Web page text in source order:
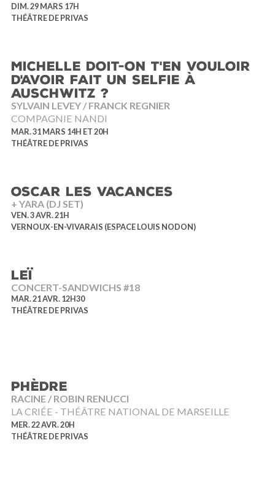
DIM. 29 MARS 17H
THÉÂTRE DE PRIVAS
MICHELLE DOIT-ON T'EN VOULOIR
D'AVOIR FAIT UN SELFIE À
AUSCHWITZ ?
SYLVAIN LEVEY / FRANCK REGNIER
COMPAGNIE NANDI
MAR. 31 MARS 14H ET 20H
THÉÂTRE DE PRIVAS
OSCAR LES VACANCES
+ YARA (DJ SET)
VEN. 3 AVR. 21H
VERNOUX-EN-VIVARAIS (ESPACE LOUIS NODON)
LEÏ
CONCERT-SANDWICHS #18
MAR. 21 AVR. 12H30
THÉÂTRE DE PRIVAS
PHÈDRE
RACINE / ROBIN RENUCCI
LA CRIÉE - THÉÂTRE NATIONAL DE MARSEILLE
MER. 22 AVR. 20H
THÉÂTRE DE PRIVAS